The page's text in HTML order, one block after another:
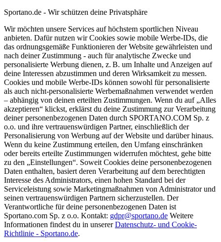
Sportano.de - Wir schützen deine Privatsphäre
Wir möchten unsere Services auf höchstem sportlichen Niveau
anbieten. Dafür nutzen wir Cookies sowie mobile Werbe-IDs, die
das ordnungsgemäße Funktionieren der Website gewährleisten und
nach deiner Zustimmung - auch für analytische Zwecke und
personalisierte Werbung dienen, z. B. um Inhalte und Anzeigen auf
deine Interessen abzustimmen und deren Wirksamkeit zu messen.
Cookies und mobile Werbe-IDs können sowohl für personalisierte
als auch nicht-personalisierte Werbemaßnahmen verwendet werden
– abhängig von deinen erteilten Zustimmungen. Wenn du auf „Alles
akzeptieren“ klickst, erklärst du deine Zustimmung zur Verarbeitung
deiner personenbezogenen Daten durch SPORTANO.COM Sp. z
o.o. und ihre vertrauenswürdigen Partner, einschließlich der
Personalisierung von Werbung auf der Website und darüber hinaus.
Wenn du keine Zustimmung erteilen, den Umfang einschränken
oder bereits erteilte Zustimmungen widerrufen möchtest, gehe bitte
zu den „Einstellungen“. Soweit Cookies deine personenbezogenen
Daten enthalten, basiert deren Verarbeitung auf dem berechtigten
Interesse des Administrators, einen hohen Standard bei der
Serviceleistung sowie Marketingmaßnahmen von Administrator und
seinen vertrauenswürdigen Partnern sicherzustellen. Der
Verantwortliche für deine personenbezogenen Daten ist
Sportano.com Sp. z o.o. Kontakt: gdpr@sportano.de Weitere
Informationen findest du in unsererDatenschutz- und Cookie-
Richtlinie - Sportano.de.